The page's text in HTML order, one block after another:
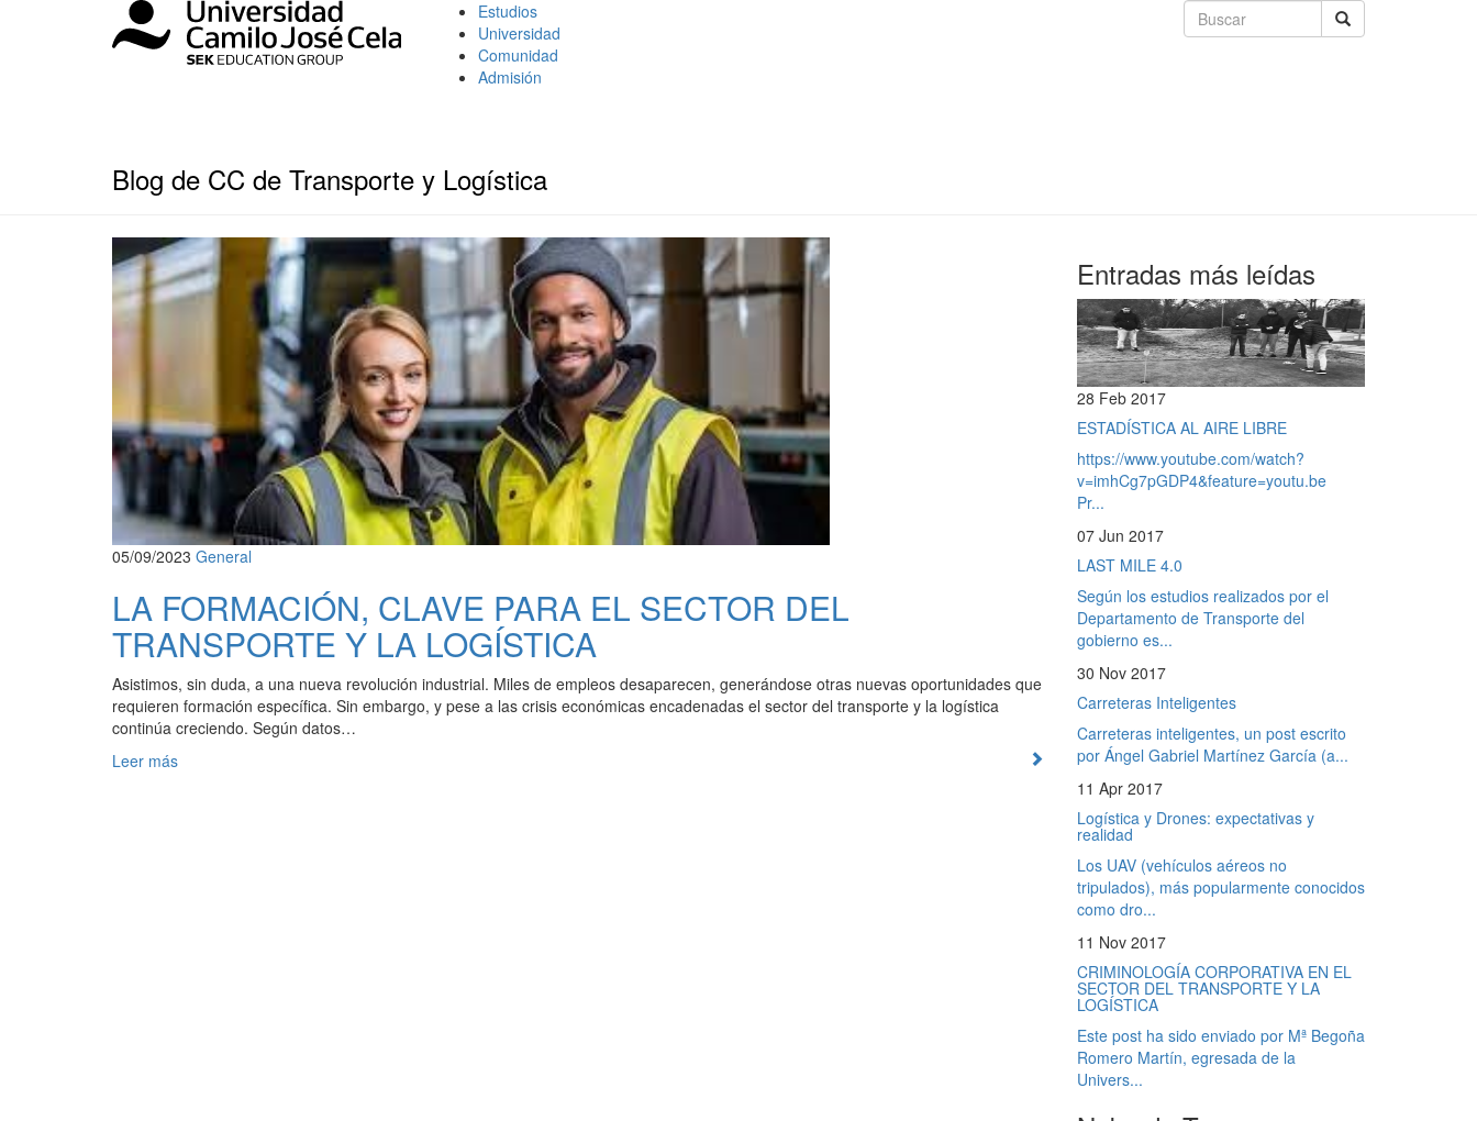
Estudios
Universidad
Comunidad
Admisión
Blog de CC de Transporte y Logística
05/09/2023 General
LA FORMACIÓN, CLAVE PARA EL SECTOR DEL
TRANSPORTE Y LA LOGÍSTICA
Asistimos, sin duda, a una nueva revolución industrial. Miles de empleos desaparecen, generándose otras nuevas oportunidades que
requieren formación específica. Sin embargo, y pese a las crisis económicas encadenadas el sector del transporte y la logística
continúa creciendo. Según datos…
Leer más
Entradas más leídas
28 Feb 2017
ESTADÍSTICA AL AIRE LIBRE
https://www.youtube.com/watch?
v=imhCg7pGDP4&feature=youtu.be
Pr...
07 Jun 2017
LAST MILE 4.0
Según los estudios realizados por el
Departamento de Transporte del
gobierno es...
30 Nov 2017
Carreteras Inteligentes
Carreteras inteligentes, un post escrito
por Ángel Gabriel Martínez García (a...
11 Apr 2017
Logística y Drones: expectativas y
realidad
Los UAV (vehículos aéreos no
tripulados), más popularmente conocidos
como dro...
11 Nov 2017
CRIMINOLOGÍA CORPORATIVA EN EL
SECTOR DEL TRANSPORTE Y LA
LOGÍSTICA
Este post ha sido enviado por Mª Begoña
Romero Martín, egresada de la
Univers...